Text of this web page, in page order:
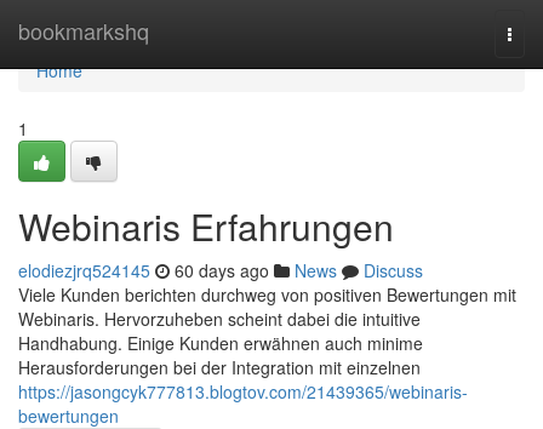
bookmarkshq
Home
Home
1
Webinaris Erfahrungen
elodiezjrq524145 60 days ago News
Discuss
Viele Kunden berichten durchweg von positiven Bewertungen mit
Webinaris. Hervorzuheben scheint dabei die intuitive
Handhabung. Einige Kunden erwähnen auch minime
Herausforderungen bei der Integration mit einzelnen
https://jasongcyk777813.blogtov.com/21439365/webinaris-
bewertungen